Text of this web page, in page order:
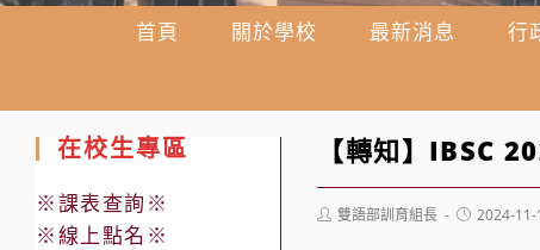
首頁 關於學校 最新消息 行
【轉知】IBSC
Post雙語部訓育組長
Post2024-11-
在校生專區
※課表查詢※
※線上點名※